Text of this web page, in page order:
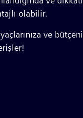
olabilir.
ve